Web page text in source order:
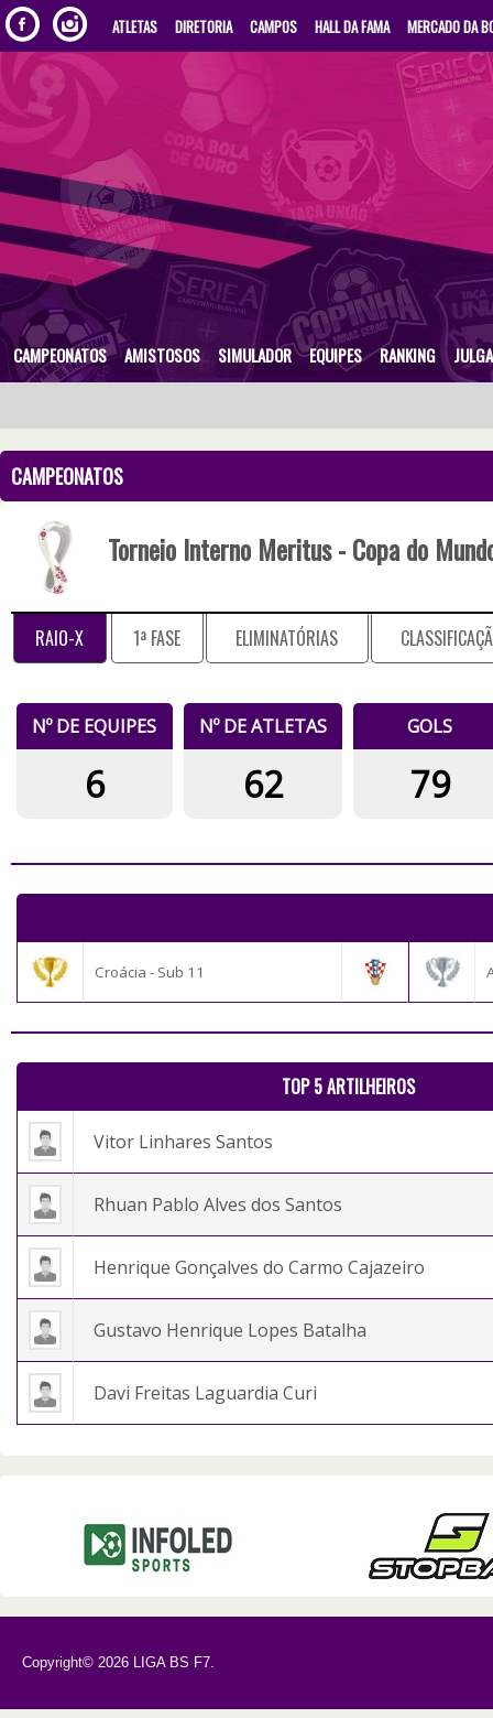
ATLETAS DIRETORIA CAMPOS HALL DA FAMA MERCADO DA
CAMPEONATOS AMISTOSOS SIMULADOR EQUIPES RANKING
CAMPEONATOS
Torneio Interno Meritus - Copa do
RAIO-X 1ª FASE ELIMINATÓRIAS
Nº DE EQUIPES
6
Nº DE ATLETAS
62
GOLS
79
Croácia - Sub 11
TOP 5 ARTILHEIROS
Vitor Linhares Santos
Rhuan Pablo Alves dos Santos
Henrique Gonçalves do Carmo Cajazeiro
Gustavo Henrique Lopes Batalha
Davi Freitas Laguardia Curi
Copyright© 2026 LIGA BS F7.